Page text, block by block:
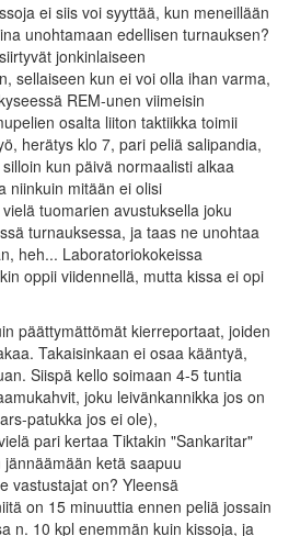
ei siis voi syyttää, kun meneillään
unohtamaan edellisen turnauksen?
jonkinlaiseen
sellaiseen kun ei voi olla ihan varma,
REM-unen viimeisin
osalta liiton taktiikka toimii
herätys klo 7, pari peliä salipandia,
kun päivä normaalisti alkaa
niinkuin mitään ei olisi
tuomarien avustuksella joku
turnauksessa, ja taas ne unohtaa
heh... Laboratoriokokeissa
oppii viidennellä, mutta kissa ei opi
päättymättömät kierreportaat, joiden
Takaisinkaan ei osaa kääntyä,
Siispä kello soimaan 4-5 tuntia
joku leivänkannikka jos on
patukka jos ei ole),
pari kertaa Tiktakin "Sankaritar"
ketä saapuu
vastustajat on? Yleensä
on 15 minuuttia ennen peliä jossain
n. 10 kpl enemmän kuin kissoja, ja